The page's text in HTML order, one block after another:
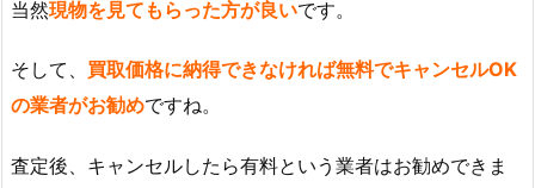
当然現物を見てもらった方が良いです。
そして、 買取価格に納得できなければ無料でキャンセルOK
の業者がお勧めですね。
査定後、キャンセルしたら有料という業者はお勧めできま